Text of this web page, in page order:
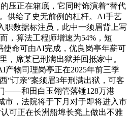
压正在箱底，它同时饰演着“替代
供给了史无前例的杠杆。AI手艺
职数据标注员，此中一须眉背上写
，算法工程师增速为54%，短
使命可由AI完成，优良岗亭年薪可
，席某已刑满出狱并回抵家中。
产物司理岗亭正在2025年前三季
“订亲”案须眉3年刑满出狱，可客
——和田白玉翎管落锤128万港
市，法院将于下月对于即将进入市
可正在长洲船埠长凳上做出不雅